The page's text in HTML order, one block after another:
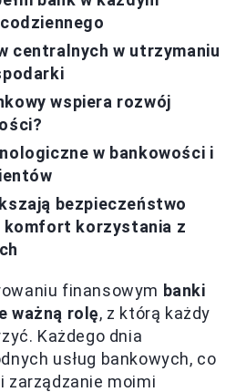
centralnych w utrzymaniu
wspiera rozwój
w bankowości i
bezpieczeństwo
komfort korzystania z
finansowym banki
ważną rolę, z którą każdy
Każdego dnia
usług bankowych, co
zarządzanie moimi